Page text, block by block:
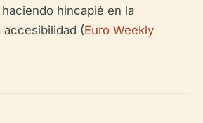
hincapié en la
accesibilidad (Euro Weekly